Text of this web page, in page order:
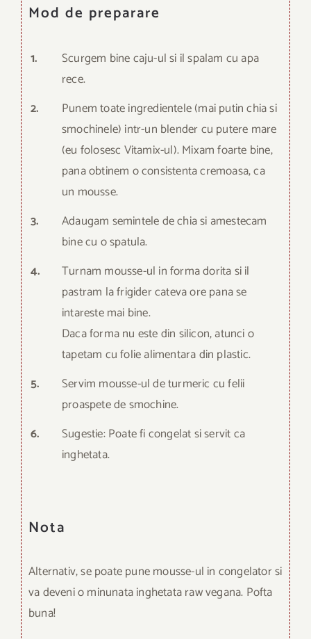
Mod de preparare
1.
Scurgem bine caju-ul si il spalam cu apa
rece.
2.
Punem toate ingredientele (mai putin chia si
smochinele) intr-un blender cu putere mare
(eu folosesc Vitamix-ul). Mixam foarte bine,
pana obtinem o consistenta cremoasa, ca
un mousse.
3.
Adaugam semintele de chia si amestecam
bine cu o spatula.
4.
Turnam mousse-ul in forma dorita si il
pastram la frigider cateva ore pana se
intareste mai bine.
Daca forma nu este din silicon, atunci o
tapetam cu folie alimentara din plastic.
5.
Servim mousse-ul de turmeric cu felii
proaspete de smochine.
6.
Sugestie: Poate fi congelat si servit ca
inghetata.
Nota
Alternativ, se poate pune mousse-ul in congelator si
va deveni o minunata inghetata raw vegana. Pofta
buna!